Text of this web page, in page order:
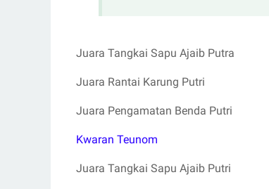
Juara Tangkai Sapu Ajaib Putra
Juara Rantai Karung Putri
Juara Pengamatan Benda Putri
Kwaran Teunom
Juara Tangkai Sapu Ajaib Putri